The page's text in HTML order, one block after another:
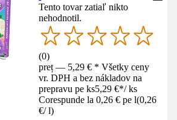
Tento tovar zatiaľ nikto
nehodnotil.
(0)
preț — 5,29 € * Všetky ceny
vr. DPH a bez nákladov na
prepravu pe ks5,29 €*/ ks
Corespunde la 0,26 € pe l(0,26
€/ l)